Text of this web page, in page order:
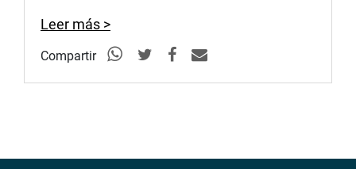
Leer más >
Compartir